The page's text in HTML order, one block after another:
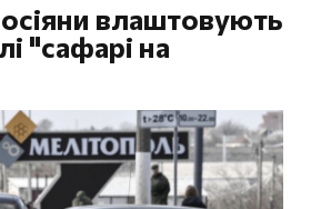
влаштовують
"сафарі на